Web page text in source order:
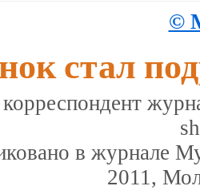
©
стал
в журналe
2011,